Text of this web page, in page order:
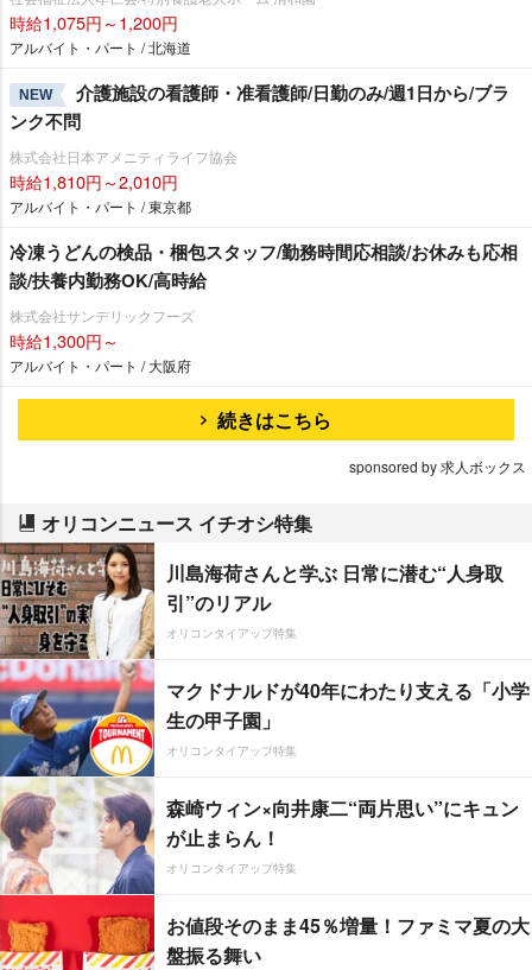
時給1,075円～1,200円
アルバイト・パート / 北海道
NEW
介護施設の看護師・准看護師/日勤のみ/週1日から/ブラ
ンク不問
株式会社日本アメニティライフ協会
時給1,810円～2,010円
アルバイト・パート / 東京都
冷凍うどんの検品・梱包スタッフ/勤務時間応相談/お休みも応相
談/扶養内勤務OK/高時給
株式会社サンデリックフーズ
時給1,300円～
アルバイト・パート / 大阪府
続きはこちら
sponsored by 求人ボックス
オリコンニュース イチオシ特集
川島海荷さんと学ぶ 日常に潜む“人身取
引”のリアル
オリコンタイアップ特集
マクドナルドが40年にわたり支える「小学
生の甲子園」
オリコンタイアップ特集
森崎ウィン×向井康二“両片思い”にキュン
が止まらん！
オリコンタイアップ特集
お値段そのまま45％増量！ファミマ夏の大
盤振る舞い